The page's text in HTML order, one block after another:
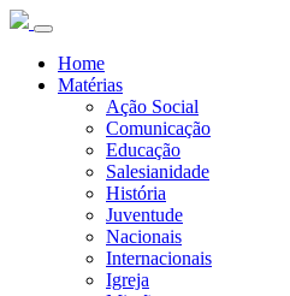
Home
Matérias
Ação Social
Comunicação
Educação
Salesianidade
História
Juventude
Nacionais
Internacionais
Igreja